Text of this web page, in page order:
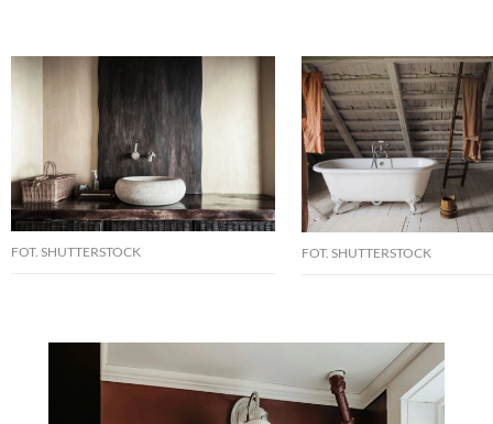
FOT. SHUTTERSTOCK FOT. SHUTTERSTOCK